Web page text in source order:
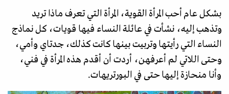
بشكل عام أحب المرأة القوية، المرأة التي تعرف ماذا تريد
وتذهب إليه، نشأت في عائلة النساء فيها قويات، كل نماذج
النساء التي رأيتها وتربيت بينها كانت كذلك، جدتاي وأمي،
وحتى اللاتي لم أعرفهن، أردت أن أقدم هذه المرأة في فني،
وأنا منحازة إليها حتى في البورتريهات.